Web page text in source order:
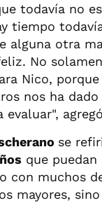
todavía no
tiempo
alguna otra
No
Nico,
nos ha
evaluar",
se
que puedan
con muchos
mayores,